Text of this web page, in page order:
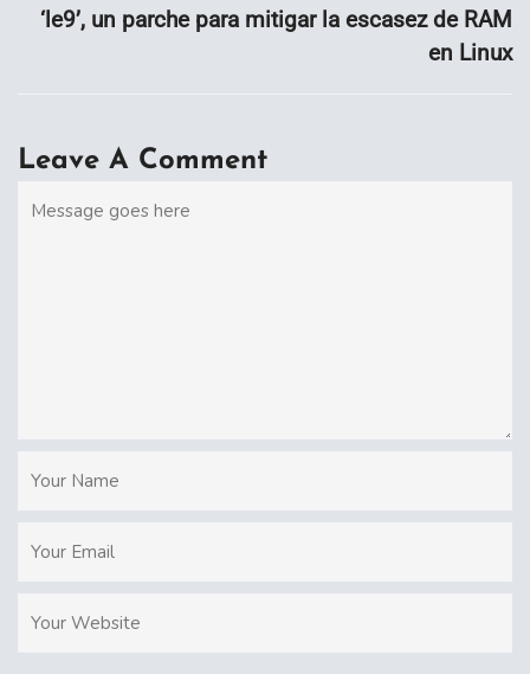
‘le9’, un parche para mitigar la escasez de RAM
en Linux
Leave A Comment